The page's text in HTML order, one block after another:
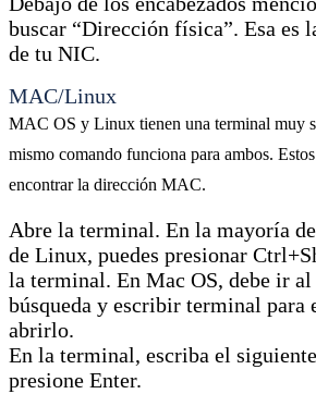
buscar “Dirección física”. Esa es
de tu NIC.
MAC/Linux
MAC OS y Linux tienen una terminal muy
mismo comando funciona para ambos.
encontrar la dirección MAC.
Abre la terminal. En la mayoría
de Linux, puedes presionar
la terminal. En Mac OS, debe ir al
búsqueda y escribir terminal para
abrirlo.
En la terminal, escriba el
presione Enter.